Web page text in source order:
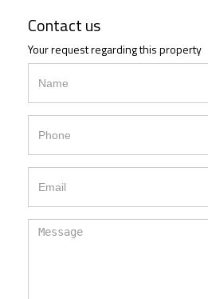
Contact us
Your request regarding this property